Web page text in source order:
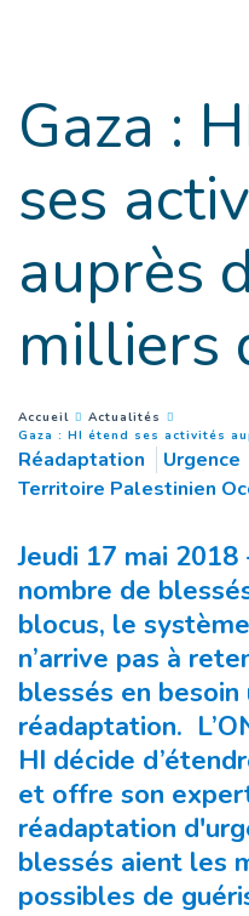
Gaza :
ses
auprès
milliers
You are here :
Accueil
Actualités
Gaza : HI étend ses activités
Réadaptation
Urgence
Territoire Palestinien
Jeudi 17 mai
nombre de
blocus, le
n’arrive pas à
blessés en
réadaptation.
HI décide
et offre son
réadaptation
blessés aient les
possibles de